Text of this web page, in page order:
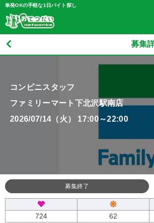
単発OKの手軽な1日バイト探し
募集
コンビニスタッフ
ファミリーマート下北沢駅南店
2026/07/14（火） 17:00～22:00
募集終了
724 62